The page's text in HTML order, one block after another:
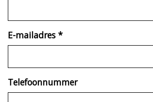
E-mailadres *
Telefoonnummer